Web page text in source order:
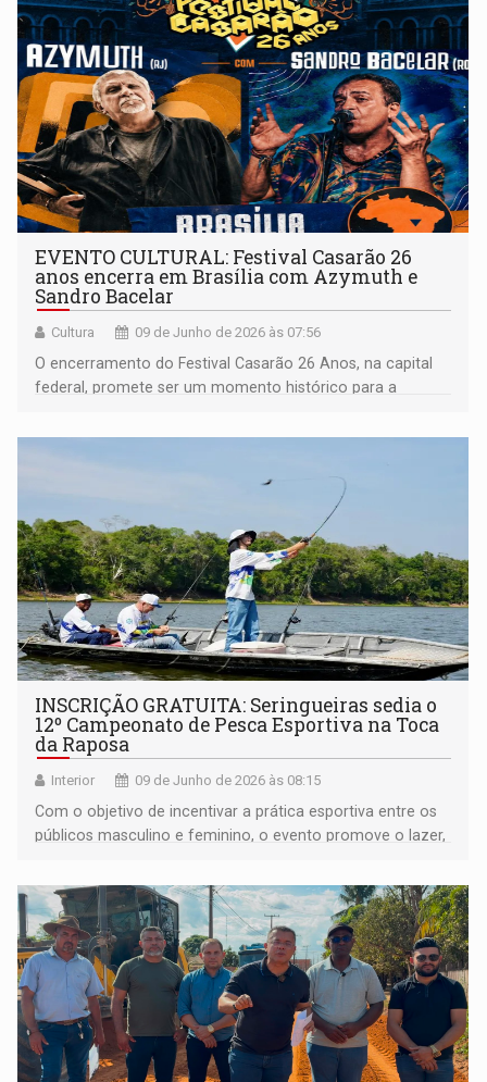
EVENTO CULTURAL: Festival Casarão 26
anos encerra em Brasília com Azymuth e
Sandro Bacelar
Cultura 09 de Junho de 2026 às 07:56
O encerramento do Festival Casarão 26 Anos, na capital
federal, promete ser um momento histórico para a
INSCRIÇÃO GRATUITA: Seringueiras sedia o
12º Campeonato de Pesca Esportiva na Toca
da Raposa
Interior 09 de Junho de 2026 às 08:15
Com o objetivo de incentivar a prática esportiva entre os
públicos masculino e feminino, o evento promove o lazer,
do modelo 'pesque e solte'